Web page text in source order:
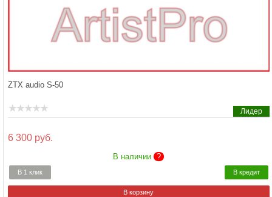
ZTX audio S-50
6 300 руб.
В наличии ?
В 1 клик В кредит
Лидер